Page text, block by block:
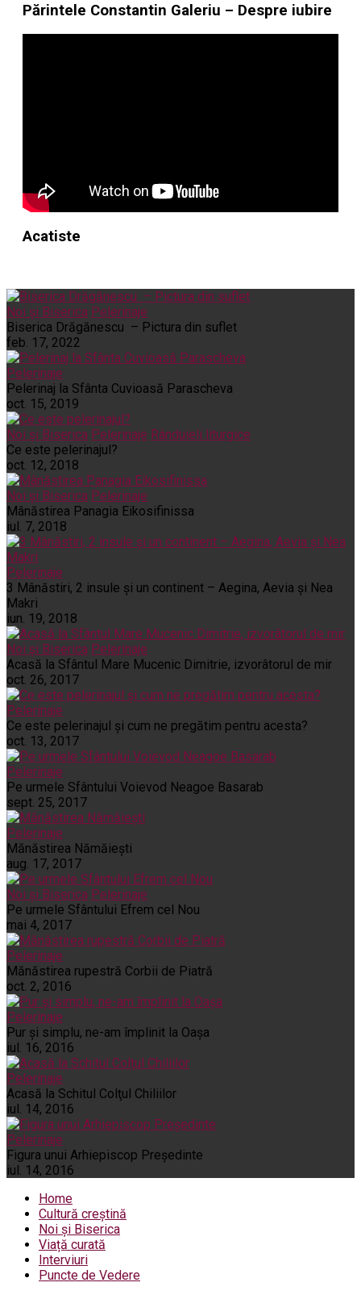
Părintele Constantin Galeriu – Despre iubire
Acatiste
Noi și Biserica Pelerinaje
Biserica Drăgănescu – Pictura din suflet
feb. 17, 2022
Pelerinaje
Pelerinaj la Sfânta Cuvioasă Parascheva
oct. 15, 2019
Noi și Biserica Pelerinaje Rânduieli liturgice
Ce este pelerinajul?
oct. 12, 2018
Noi și Biserica Pelerinaje
Mânăstirea Panagia Eikosifinissa
iul. 7, 2018
Pelerinaje
3 Mânăstiri, 2 insule și un continent – Aegina, Aevia și Nea
Makri
iun. 19, 2018
Noi și Biserica Pelerinaje
Acasă la Sfântul Mare Mucenic Dimitrie, izvorâtorul de mir
oct. 26, 2017
Pelerinaje
Ce este pelerinajul şi cum ne pregătim pentru acesta?
oct. 13, 2017
Pelerinaje
Pe urmele Sfântului Voievod Neagoe Basarab
sept. 25, 2017
Pelerinaje
Mănăstirea Nămăiești
aug. 17, 2017
Noi și Biserica Pelerinaje
Pe urmele Sfântului Efrem cel Nou
mai 4, 2017
Pelerinaje
Mănăstirea rupestră Corbii de Piatră
oct. 2, 2016
Pelerinaje
Pur şi simplu, ne-am împlinit la Oaşa
iul. 16, 2016
Pelerinaje
Acasă la Schitul Colţul Chiliilor
iul. 14, 2016
Pelerinaje
Figura unui Arhiepiscop Preşedinte
iul. 14, 2016
Home
Cultură creștină
Noi și Biserica
Viață curată
Interviuri
Puncte de Vedere